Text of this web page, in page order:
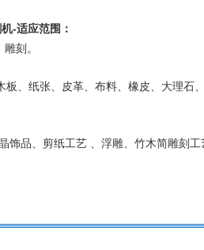
-适应范围：
刻。
、纸张、皮革、布料、橡皮、大理石
品、剪纸工艺 、浮雕、竹木简雕刻